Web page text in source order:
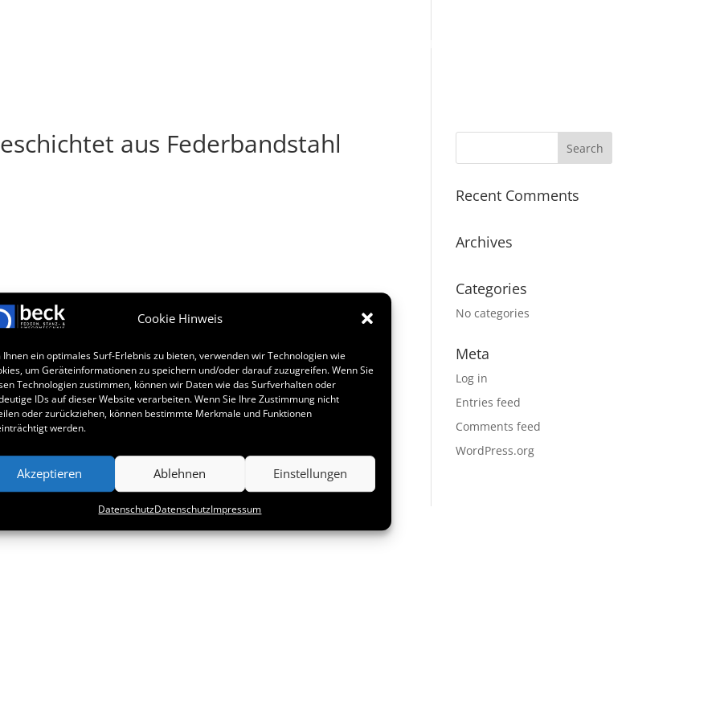
Cookie Hinweis
Ihnen ein optimales Surf-Erlebnis zu bieten, verwenden wir Technologien wie
um Geräteinformationen zu speichern und/oder darauf zuzugreifen. Wenn Sie
Technologien zustimmen, können wir Daten wie das Surfverhalten oder
IDs auf dieser Website verarbeiten. Wenn Sie Ihre Zustimmung nicht
oder zurückziehen, können bestimmte Merkmale und Funktionen
werden.
Akzeptieren Ablehnen Einstellungen
DatenschutzDatenschutzImpressum
aus Federbandstahl
Recent Comments
Archives
Categories
No categories
Meta
Log in
Entries feed
Comments feed
WordPress.org